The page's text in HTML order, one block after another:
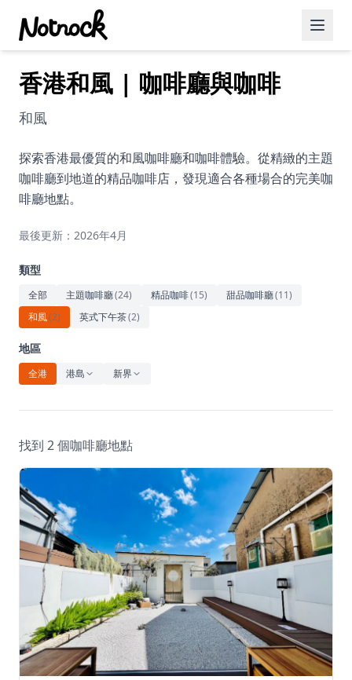
精選活動
博客文章
約會好去處
美食佳餚
藝術文化
休閒
音樂
香港和風 | 咖啡廳與咖啡
和風
探索香港最優質的和風咖啡廳和咖啡體驗。從精緻的主題
咖啡廳到地道的精品咖啡店，發現適合各種場合的完美咖
啡廳地點。
最後更新：2026年4月
類型
全部 主題咖啡廳(24) 精品咖啡(15) 甜品咖啡廳(11)
和風(2) 英式下午茶(2)
地區
全港 港島 新界
找到 2 個咖啡廳地點